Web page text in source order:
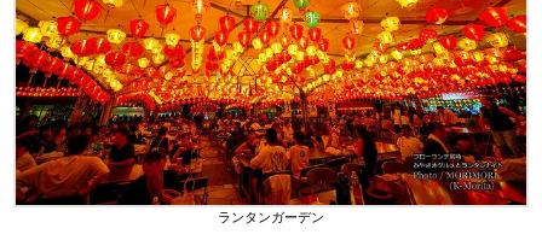
ランタンガーデン